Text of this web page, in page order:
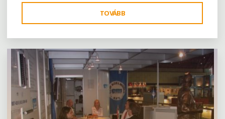
TOVÁBB
NEMZETKÖZI
ENERGETIKAI
SZAKVÁSÁR
–
HORVÁTORSZÁG,
ZÁGRÁB"